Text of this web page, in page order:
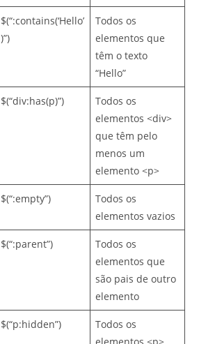
$(“:contains(‘Hello’
)”)
Todos os
elementos que
têm o texto
“Hello”
$(“div:has(p)”)
Todos os
elementos <div>
que têm pelo
menos um
elemento <p>
$(“:empty”)
Todos os
elementos vazios
$(“:parent”)
Todos os
elementos que
são pais de outro
elemento
$(“p:hidden”)
Todos os